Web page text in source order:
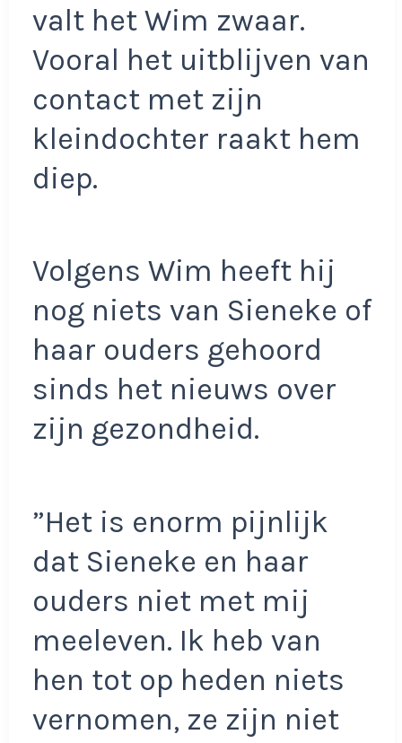
valt het Wim zwaar.
Vooral het uitblijven van
contact met zijn
kleindochter raakt hem
diep.
Volgens Wim heeft hij
nog niets van Sieneke of
haar ouders gehoord
sinds het nieuws over
zijn gezondheid.
”Het is enorm pijnlijk
dat Sieneke en haar
ouders niet met mij
meeleven. Ik heb van
hen tot op heden niets
vernomen, ze zijn niet